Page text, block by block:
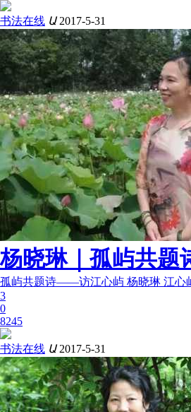
书法在线 Ա 2017-5-31
杨晓琳｜孤屿共题
孤屿共题诗——访江心屿 杨晓琳 江心
3
0
8245
书法在线 Ա 2017-5-31